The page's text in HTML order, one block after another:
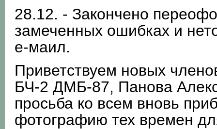
28.12. - Закончено
замеченных ошибках и
е-маил.
Приветствуем новых
БЧ-2 ДМБ-87, Панова
просьба ко всем вновь
фотографию тех времен